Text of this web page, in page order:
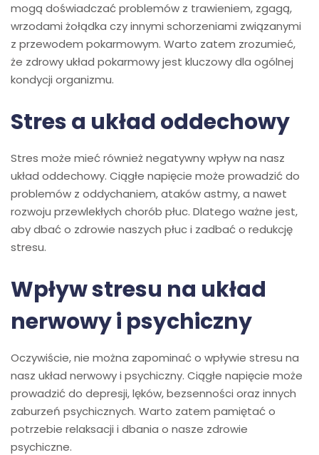
mogą doświadczać problemów z trawieniem, zgagą,
wrzodami żołądka czy innymi schorzeniami związanymi
z przewodem pokarmowym. Warto zatem zrozumieć,
że zdrowy układ pokarmowy jest kluczowy dla ogólnej
kondycji organizmu.
Stres a układ oddechowy
Stres może mieć również negatywny wpływ na nasz
układ oddechowy. Ciągłe napięcie może prowadzić do
problemów z oddychaniem, ataków astmy, a nawet
rozwoju przewlekłych chorób płuc. Dlatego ważne jest,
aby dbać o zdrowie naszych płuc i zadbać o redukcję
stresu.
Wpływ stresu na układ
nerwowy i psychiczny
Oczywiście, nie można zapominać o wpływie stresu na
nasz układ nerwowy i psychiczny. Ciągłe napięcie może
prowadzić do depresji, lęków, bezsenności oraz innych
zaburzeń psychicznych. Warto zatem pamiętać o
potrzebie relaksacji i dbania o nasze zdrowie
psychiczne.